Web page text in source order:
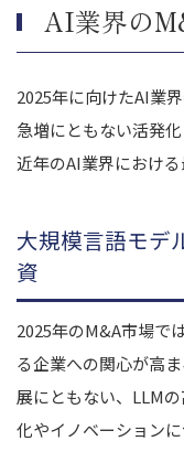
AI業界の
2025年に向けたAI業
急増にともない活発
近年のAI業界における
大規模言語モデ
資
2025年のM&A市場で
る企業への関心が高
展にともない、LLM
化やイノベーション